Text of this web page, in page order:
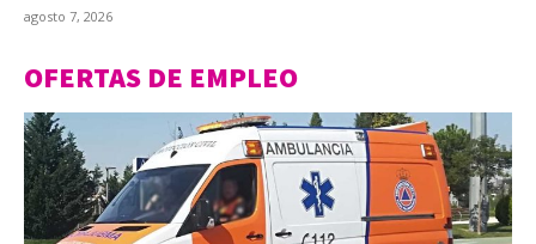
agosto 7, 2026
OFERTAS DE EMPLEO